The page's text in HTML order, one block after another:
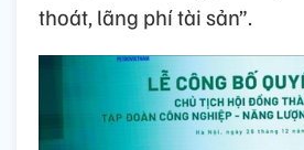
thoát, lãng phí tài sản”.